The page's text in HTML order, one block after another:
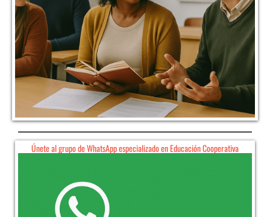
Únete al grupo de WhatsApp especializado en Educación Cooperativa